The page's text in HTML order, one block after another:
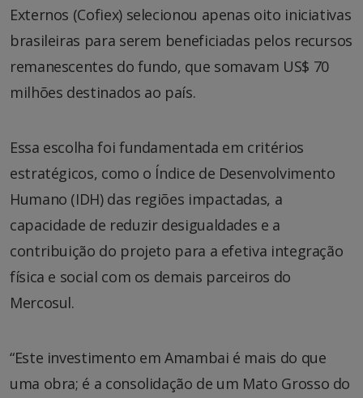
Externos (Cofiex) selecionou apenas oito iniciativas
brasileiras para serem beneficiadas pelos recursos
remanescentes do fundo, que somavam US$ 70
milhões destinados ao país.
Essa escolha foi fundamentada em critérios
estratégicos, como o Índice de Desenvolvimento
Humano (IDH) das regiões impactadas, a
capacidade de reduzir desigualdades e a
contribuição do projeto para a efetiva integração
física e social com os demais parceiros do
Mercosul.
“Este investimento em Amambai é mais do que
uma obra; é a consolidação de um Mato Grosso do